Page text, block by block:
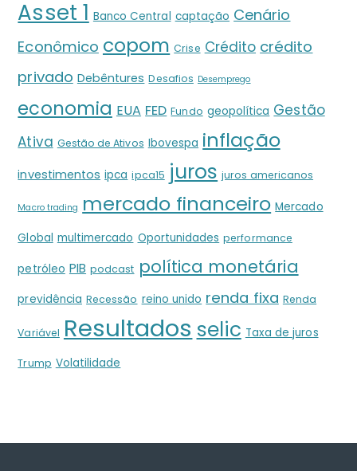
Asset 1 Banco Central captação Cenário
Econômico copom Crise Crédito crédito
privado Debêntures Desafios Desemprego
economia EUA FED Fundo geopolítica Gestão
Ativa Gestão de Ativos Ibovespa inflação
investimentos ipca ipca15 juros juros americanos
Macro trading mercado financeiro Mercado
Global multimercado Oportunidades performance
petróleo PIB podcast política monetária
previdência Recessão reino unido renda fixa Renda
Variável Resultados selic Taxa de juros
Trump Volatilidade